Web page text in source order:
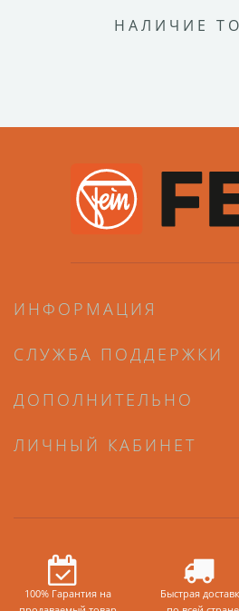
НАЛИЧИЕ
ИНФОРМАЦИЯ
СЛУЖБА ПОДДЕРЖКИ
ДОПОЛНИТЕЛЬНО
ЛИЧНЫЙ КАБИНЕТ
100% Гарантия на
Быстрая